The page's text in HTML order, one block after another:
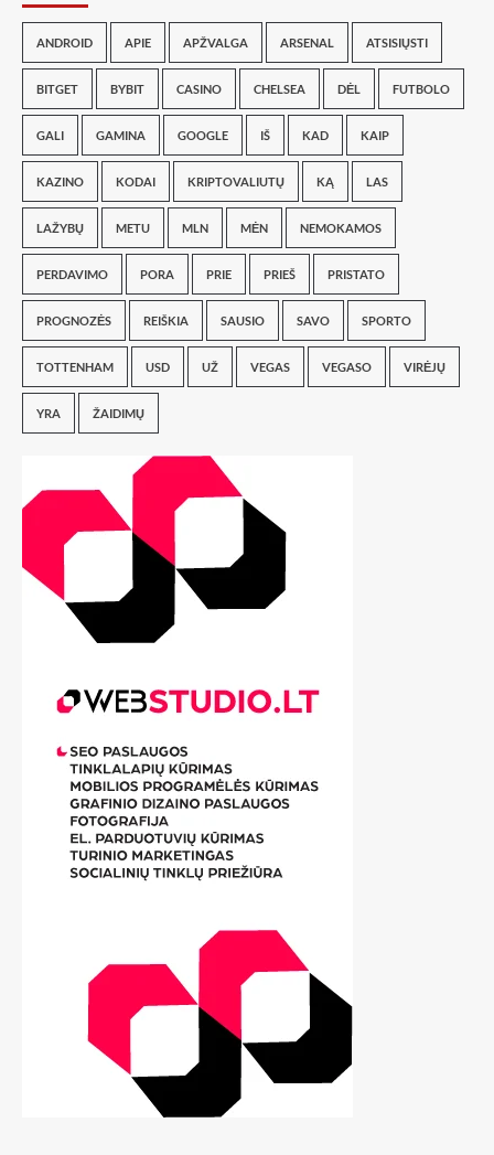
ANDROID APIE APŽVALGA ARSENAL ATSISIŲSTI
BITGET BYBIT CASINO CHELSEA DĖL FUTBOLO
GALI GAMINA GOOGLE IŠ KAD KAIP
KAZINO KODAI KRIPTOVALIUTŲ KĄ LAS
LAŽYBŲ METU MLN MĖN NEMOKAMOS
PERDAVIMO PORA PRIE PRIEŠ PRISTATO
PROGNOZĖS REIŠKIA SAUSIO SAVO SPORTO
TOTTENHAM USD UŽ VEGAS VEGASO VIRĖJŲ
YRA ŽAIDIMŲ